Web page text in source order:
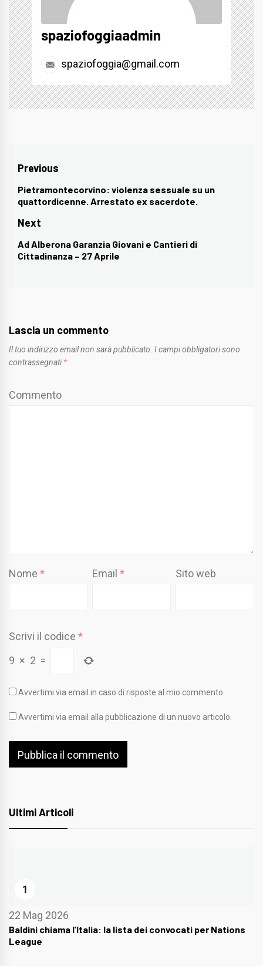
spaziofoggiaadmin
spaziofoggia@gmail.com
Navigazione
articoli
Previous
Previous
post:
Pietramontecorvino: violenza sessuale su un
quattordicenne. Arrestato ex sacerdote.
Next
Next
post:
Ad Alberona Garanzia Giovani e Cantieri di
Cittadinanza – 27 Aprile
Lascia un commento
Il tuo indirizzo email non sarà pubblicato. I campi obbligatori sono
contrassegnati *
Commento
Nome * Email* Sito web
Scrivi il codice *
9 × 2 =
Avvertimi via email in caso di risposte al mio commento.
Avvertimi via email alla pubblicazione di un nuovo articolo.
Ultimi Articoli
1
22 Mag 2026
Baldini chiama l’Italia: la lista dei convocati per Nations
League